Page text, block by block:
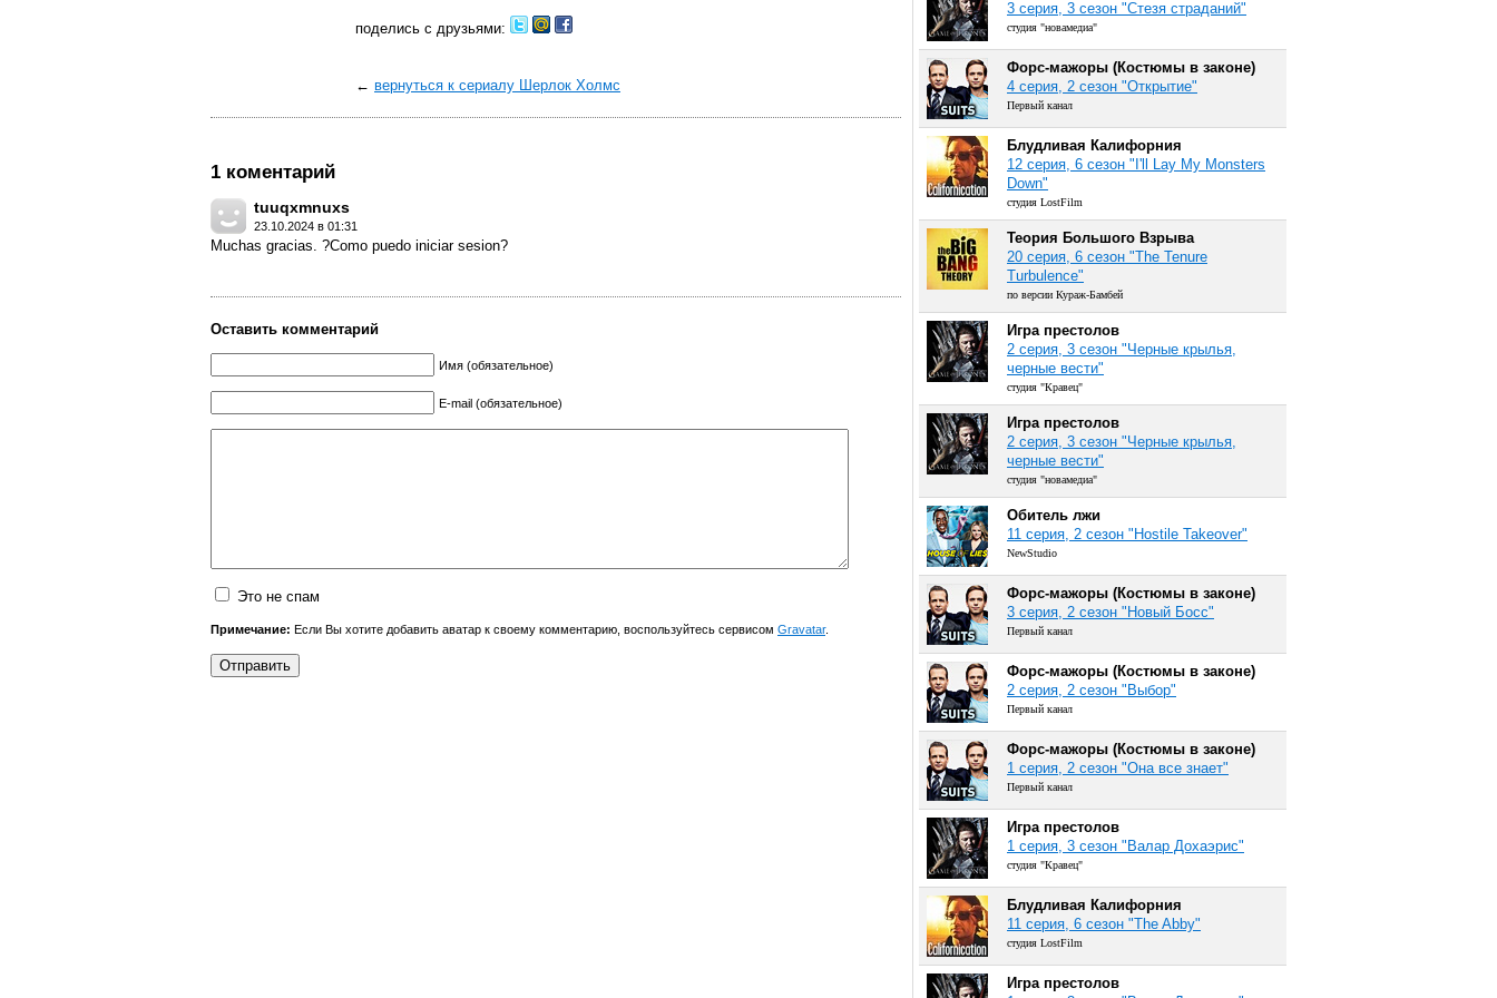
поделись с друзьями:
← вернуться к сериалу Шерлок Холмс
1 коментарий
tuuqxmnuxs
23.10.2024 в 01:31
Muchas gracias. ?Como puedo iniciar sesion?
Оставить комментарий
Имя (обязательное)
E-mail (обязательное)
Это не спам
Примечание: Если Вы хотите добавить аватар к своему комментарию, воспользуйтесь сервисом Gravatar.
3 серия, 3 сезон "Стезя страданий"
студия "новамедиа"
Форс-мажоры (Костюмы в законе)
4 серия, 2 сезон "Открытие"
Первый канал
Блудливая Калифорния
12 серия, 6 сезон "I'll Lay My Monsters
Down"
студия LostFilm
Теория Большого Взрыва
20 серия, 6 сезон "The Tenure
Turbulence"
по версии Кураж-Бамбей
Игра престолов
2 серия, 3 сезон "Черные крылья,
черные вести"
студия "Кравец"
Игра престолов
2 серия, 3 сезон "Черные крылья,
черные вести"
студия "новамедиа"
Обитель лжи
11 серия, 2 сезон "Hostile Takeover"
NewStudio
Форс-мажоры (Костюмы в законе)
3 серия, 2 сезон "Новый Босс"
Первый канал
Форс-мажоры (Костюмы в законе)
2 серия, 2 сезон "Выбор"
Первый канал
Форс-мажоры (Костюмы в законе)
1 серия, 2 сезон "Она все знает"
Первый канал
Игра престолов
1 серия, 3 сезон "Валар Дохаэрис"
студия "Кравец"
Блудливая Калифорния
11 серия, 6 сезон "The Abby"
студия LostFilm
Игра престолов